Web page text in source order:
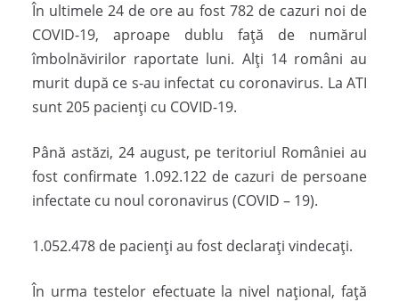
În ultimele 24 de ore au fost 782 de cazuri noi de
COVID-19, aproape dublu față de numărul
îmbolnăvirilor raportate luni. Alți 14 români au
murit după ce s-au infectat cu coronavirus. La ATI
sunt 205 pacienți cu COVID-19.
Până astăzi, 24 august, pe teritoriul României au
fost confirmate 1.092.122 de cazuri de persoane
infectate cu noul coronavirus (COVID – 19).
1.052.478 de pacienți au fost declarați vindecați.
În urma testelor efectuate la nivel național, față